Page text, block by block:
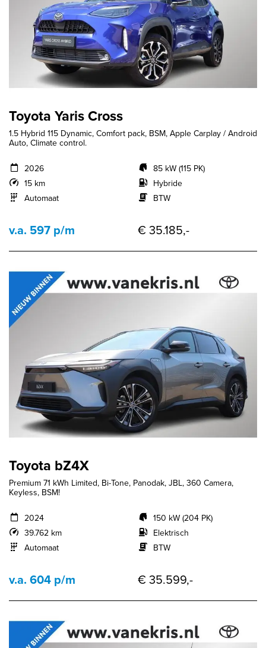
Toyota Yaris Cross
1.5 Hybrid 115 Dynamic, Comfort pack, BSM, Apple Carplay / Android
Auto, Climate control.
2026
15 km
Automaat
85 kW (115 PK)
Hybride
BTW
v.a. 597 p/m € 35.185,-
Toyota bZ4X
Premium 71 kWh Limited, Bi-Tone, Panodak, JBL, 360 Camera,
Keyless, BSM!
2024
39.762 km
Automaat
150 kW (204 PK)
Elektrisch
BTW
v.a. 604 p/m € 35.599,-